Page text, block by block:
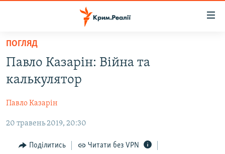
Перейти
основного
матеріалу
до
навігації
Перейти
ВІДЕО ТА ФОТО
ПОЛІТИКА
БЛОГИ
ПОГЛЯД
ПОГЛЯД
Павло Казарін: Війна та
калькулятор
Павло Казарін
20 травень 2019, 20:30
Поділитись Читати без VPN